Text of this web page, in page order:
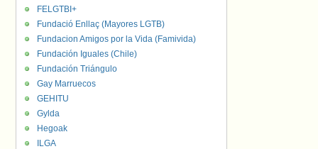
FELGTBI+
Fundació Enllaç (Mayores LGTB)
Fundacion Amigos por la Vida (Famivida)
Fundación Iguales (Chile)
Fundación Triángulo
Gay Marruecos
GEHITU
Gylda
Hegoak
ILGA